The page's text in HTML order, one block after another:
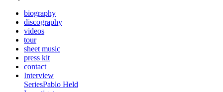
biography
discography
videos
tour
sheet music
press kit
contact
Interview
SeriesPablo Held